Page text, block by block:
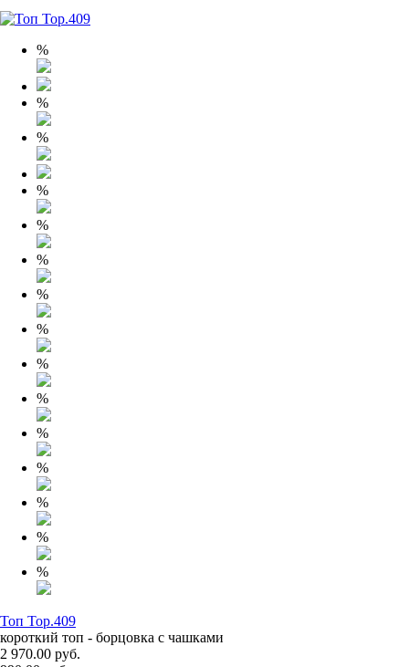
%
%
%
%
%
%
%
%
%
%
%
%
%
%
%
Топ Top.409
короткий топ - борцовка с чашками
2 970.00 руб.